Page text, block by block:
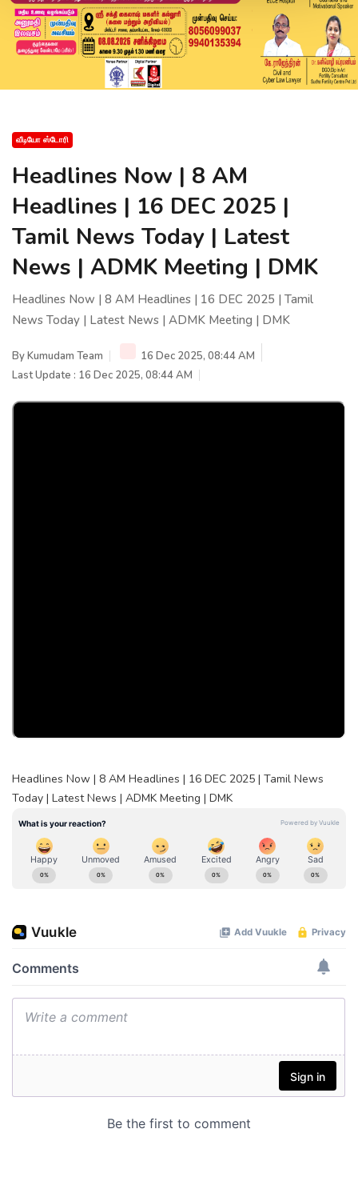
வீடியோ ஸ்டோரி
Headlines Now | 8 AM
Headlines | 16 DEC 2025 |
Tamil News Today | Latest
News | ADMK Meeting | DMK
Headlines Now | 8 AM Headlines | 16 DEC 2025 | Tamil
News Today | Latest News | ADMK Meeting | DMK
ByKumudam Team
16 Dec 2025, 08:44 AM
Last Update : 16 Dec 2025, 08:44 AM
Headlines Now | 8 AM Headlines | 16 DEC 2025 | Tamil News
Today | Latest News | ADMK Meeting | DMK